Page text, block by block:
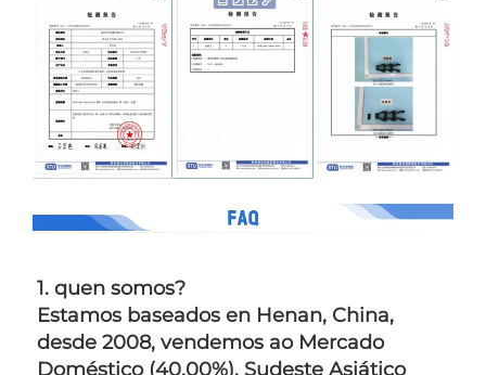
1. quen somos?
Estamos baseados en Henan, China,
desde 2008, vendemos ao Mercado
Doméstico (40.00%), Sudeste Asiático